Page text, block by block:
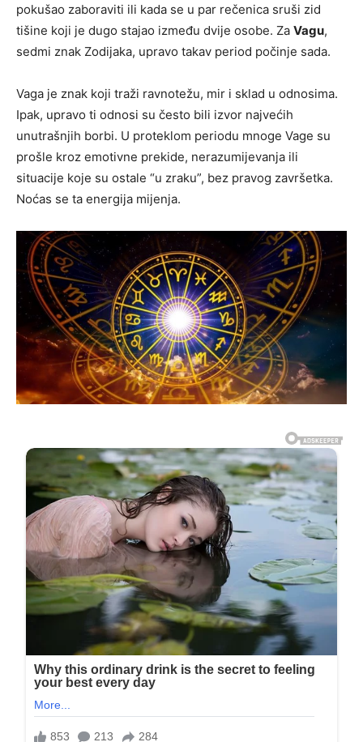
pokušao zaboraviti ili kada se u par rečenica sruši zid
tišine koji je dugo stajao između dvije osobe. Za Vagu,
sedmi znak Zodijaka, upravo takav period počinje sada.
Vaga je znak koji traži ravnotežu, mir i sklad u odnosima.
Ipak, upravo ti odnosi su često bili izvor najvećih
unutrašnjih borbi. U proteklom periodu mnoge Vage su
prošle kroz emotivne prekide, nerazumijevanja ili
situacije koje su ostale “u zraku”, bez pravog završetka.
Noćas se ta energija mijenja.